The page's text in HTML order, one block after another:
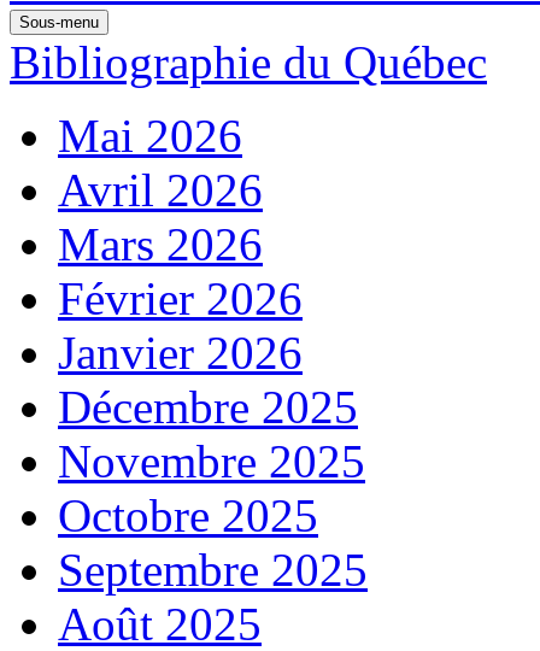
Sous-menu
Bibliographie du Québec
Mai 2026
Avril 2026
Mars 2026
Février 2026
Janvier 2026
Décembre 2025
Novembre 2025
Octobre 2025
Septembre 2025
Août 2025